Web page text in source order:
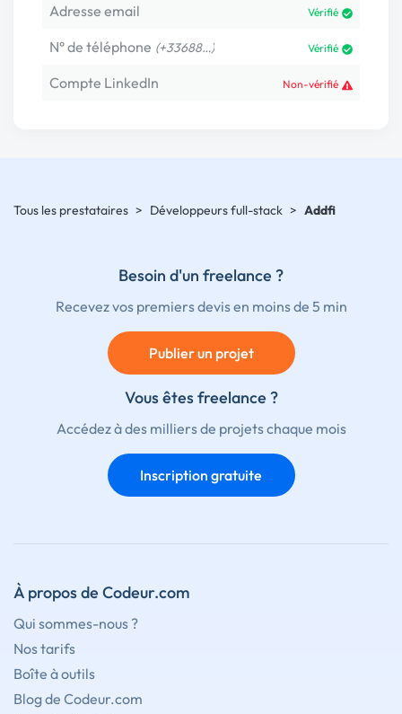
Adresse email Vérifié
N° de téléphone (+33688…) Vérifié
Compte LinkedIn Non-vérifié
Tous les prestataires > Développeurs full-stack > Addfi
Besoin d'un freelance ?
Recevez vos premiers devis en moins de 5 min
Publier un projet
Vous êtes freelance ?
Accédez à des milliers de projets chaque mois
Inscription gratuite
À propos de Codeur.com
Qui sommes-nous ?
Nos tarifs
Boîte à outils
Blog de Codeur.com